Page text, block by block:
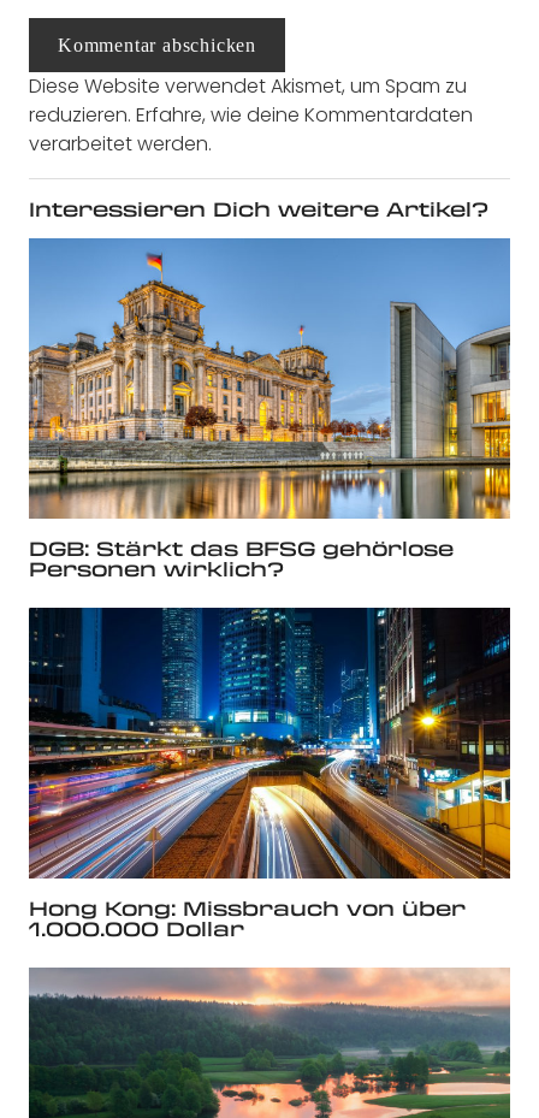
Kommentar abschicken
Diese Website verwendet Akismet, um Spam zu
reduzieren. Erfahre, wie deine Kommentardaten
verarbeitet werden.
Interessieren Dich weitere Artikel?
DGB: Stärkt das BFSG gehörlose
Personen wirklich?
Hong Kong: Missbrauch von über
1.000.000 Dollar